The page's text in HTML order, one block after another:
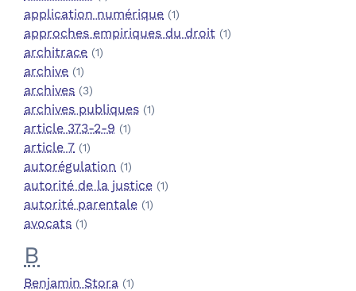
application numérique (1)
approches empiriques du droit (1)
architrace (1)
archive (1)
archives (3)
archives publiques (1)
article 373-2-9 (1)
article 7 (1)
autorégulation (1)
autorité de la justice (1)
autorité parentale (1)
avocats (1)
B
Benjamin Stora (1)